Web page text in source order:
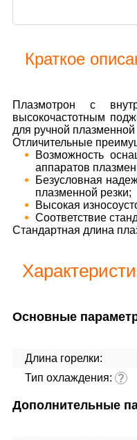
Краткое
Плазмотрон с
высокочастотным
для ручной плазменной
Отличительные
Возможность
аппаратов
Безусловная
плазменной резки;
Высокая
Соответствие
Стандартная длина
Основные
Длина горелки:
Тип охлаждения: ?
Дополнительные